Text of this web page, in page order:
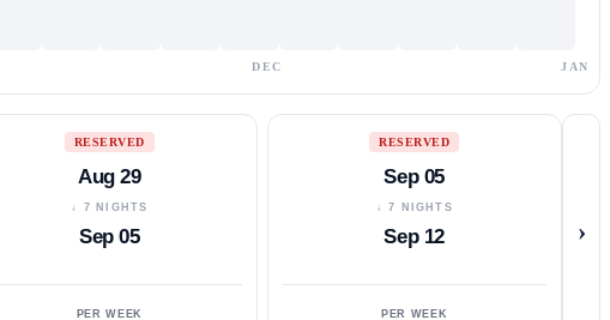
DEC JAN
RESERVED
Aug 29
↓ 7 NIGHTS
Sep 05
PER WEEK
RESERVED
Sep 05
↓ 7 NIGHTS
Sep 12
PER WEEK
›